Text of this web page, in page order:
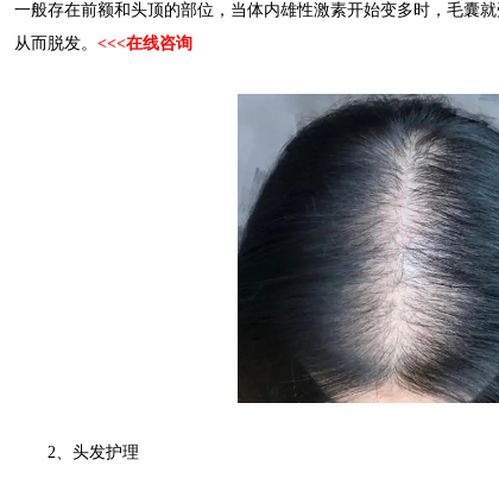
一般存在前额和头顶的部位，当体内雄性激素开始变多时，毛囊
从而脱发。 <<<在线咨询
2、头发护理